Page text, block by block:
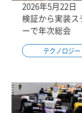
2026年5月22日
検証から実装ス
ーで年次総会
テクノロジー